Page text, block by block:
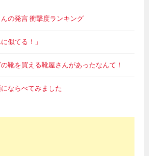
の発言 衝撃度ランキング
似てる！」
靴を買える靴屋さんがあったなんて！
ならべてみました